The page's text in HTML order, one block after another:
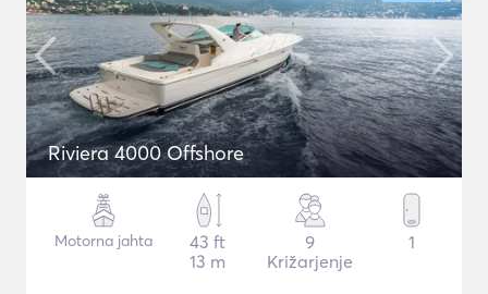
Riviera 4000 Offshore
Motorna jahta
43 ft
13 m
9
Križarjenje
1